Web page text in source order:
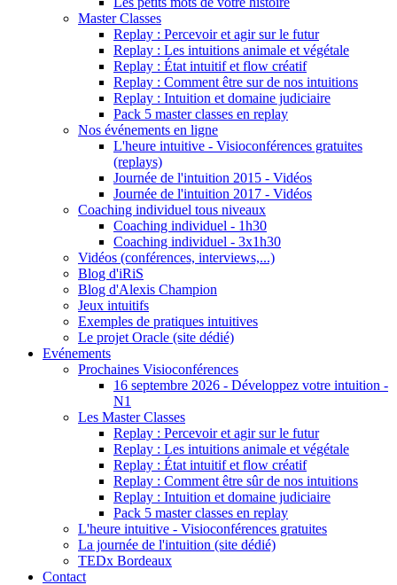
Master Classes
Replay : Percevoir et agir sur le futur
Replay : Les intuitions animale et végétale
Replay : État intuitif et flow créatif
Replay : Comment être sur de nos intuitions
Replay : Intuition et domaine judiciaire
Pack 5 master classes en replay
Nos événements en ligne
L'heure intuitive - Visioconférences gratuites
(replays)
Journée de l'intuition 2015 - Vidéos
Journée de l'intuition 2017 - Vidéos
Coaching individuel tous niveaux
Coaching individuel - 1h30
Coaching individuel - 3x1h30
Vidéos (conférences, interviews,...)
Blog d'iRiS
Blog d'Alexis Champion
Jeux intuitifs
Exemples de pratiques intuitives
Le projet Oracle (site dédié)
Evénements
Prochaines Visioconférences
16 septembre 2026 - Développez votre intuition -
N1
Les Master Classes
Replay : Percevoir et agir sur le futur
Replay : Les intuitions animale et végétale
Replay : État intuitif et flow créatif
Replay : Comment être sûr de nos intuitions
Replay : Intuition et domaine judiciaire
Pack 5 master classes en replay
L'heure intuitive - Visioconférences gratuites
La journée de l'intuition (site dédié)
TEDx Bordeaux
Contact